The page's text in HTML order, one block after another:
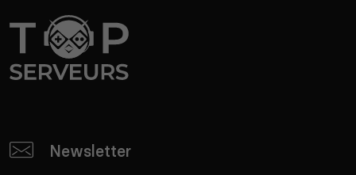
Newsletter